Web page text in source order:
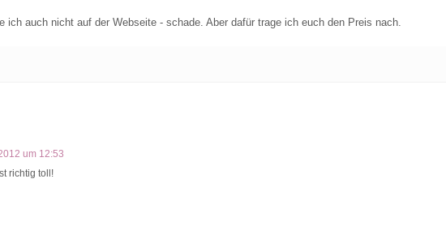
ich auch nicht auf der Webseite - schade. Aber dafür trage ich euch den Preis nach.
um 12:53
richtig toll!